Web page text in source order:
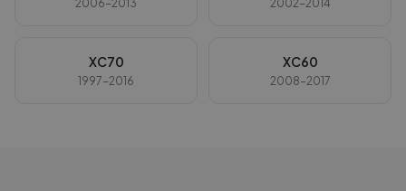
2006-2013 2002-2014
XC70
1997-2016
XC60
2008-2017